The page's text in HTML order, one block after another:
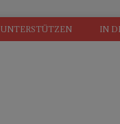
UNTERSTÜTZEN IN